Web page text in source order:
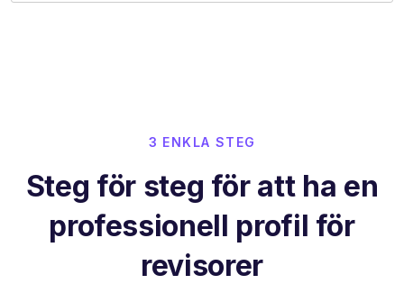
3 ENKLA STEG
Steg för steg för att ha en
professionell profil för
revisorer